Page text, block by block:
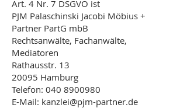
Art. 4 Nr. 7 DSGVO ist
PJM Palaschinski Jacobi Möbius +
Partner PartG mbB
Rechtsanwälte, Fachanwälte,
Mediatoren
Rathausstr. 13
20095 Hamburg
Telefon: 040 8900980
E-Mail: kanzlei@pjm-partner.de